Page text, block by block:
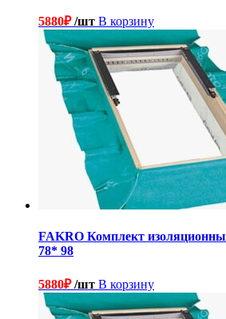
5880₽/шт В корзину
FAKRO Комплект
78* 98
5880₽/шт В корзину